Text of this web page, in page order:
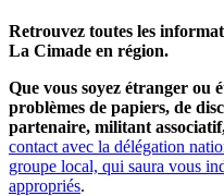
Retrouvez toutes les
La Cimade en région.
Que vous soyez étranger ou
problèmes de papiers, de
partenaire, militant
contact avec la délégation
groupe local, qui saura vous
appropriés.